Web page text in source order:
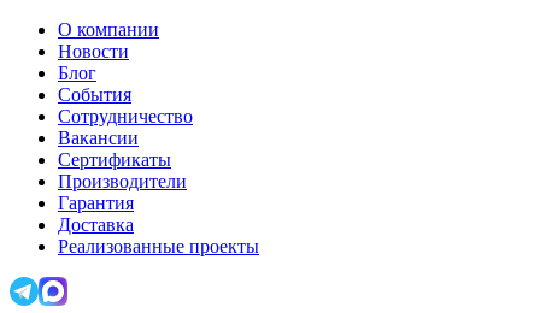
О компании
Новости
Блог
События
Сотрудничество
Вакансии
Сертификаты
Производители
Гарантия
Доставка
Реализованные проекты